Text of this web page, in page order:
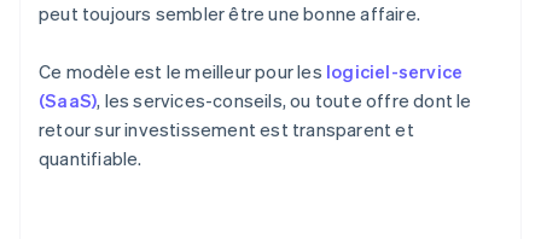
peut toujours sembler être une bonne affaire.
Ce modèle est le meilleur pour les logiciel-service
(SaaS), les services-conseils, ou toute offre dont le
retour sur investissement est transparent et
quantifiable.